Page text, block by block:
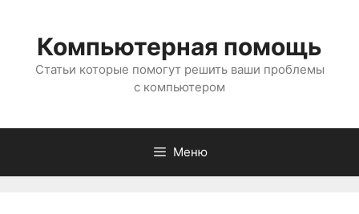
содержимому
Компьютерная помощь
Статьи которые помогут решить ваши проблемы
с компьютером
Меню